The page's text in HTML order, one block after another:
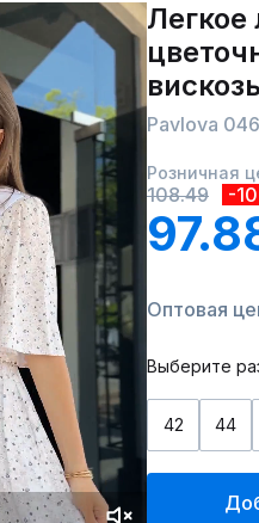
Легкое
Pavlova 046
Розничная
108.49 -
Оптовая
Выберите
42 44